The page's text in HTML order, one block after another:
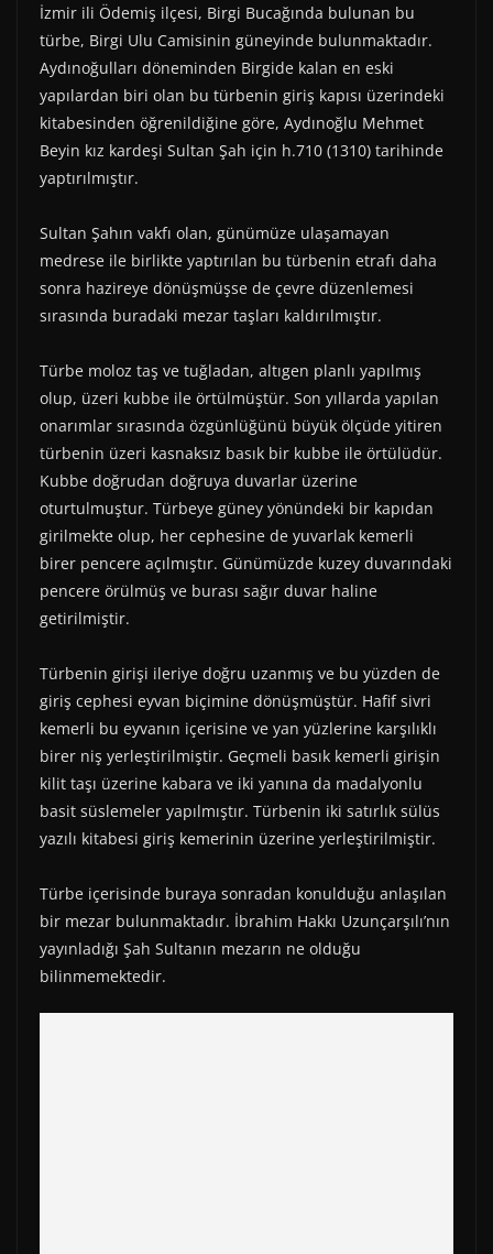
e
b
o
o
k
w
i
t
t
e
r
)
t
e
r
e
s
t
t
s
A
p
p
e
g
r
a
m
e
t
İzmir ili Ödemiş ilçesi, Birgi Bucağında bulunan bu
türbe, Birgi Ulu Camisinin güneyinde bulunmaktadır.
Aydınoğulları döneminden Birgide kalan en eski
yapılardan biri olan bu türbenin giriş kapısı üzerindeki
kitabesinden öğrenildiğine göre, Aydınoğlu Mehmet
Beyin kız kardeşi Sultan Şah için h.710 (1310) tarihinde
yaptırılmıştır.
Sultan Şahın vakfı olan, günümüze ulaşamayan
medrese ile birlikte yaptırılan bu türbenin etrafı daha
sonra hazireye dönüşmüşse de çevre düzenlemesi
sırasında buradaki mezar taşları kaldırılmıştır.
Türbe moloz taş ve tuğladan, altıgen planlı yapılmış
olup, üzeri kubbe ile örtülmüştür. Son yıllarda yapılan
onarımlar sırasında özgünlüğünü büyük ölçüde yitiren
türbenin üzeri kasnaksız basık bir kubbe ile örtülüdür.
Kubbe doğrudan doğruya duvarlar üzerine
oturtulmuştur. Türbeye güney yönündeki bir kapıdan
girilmekte olup, her cephesine de yuvarlak kemerli
birer pencere açılmıştır. Günümüzde kuzey duvarındaki
pencere örülmüş ve burası sağır duvar haline
getirilmiştir.
Türbenin girişi ileriye doğru uzanmış ve bu yüzden de
giriş cephesi eyvan biçimine dönüşmüştür. Hafif sivri
kemerli bu eyvanın içerisine ve yan yüzlerine karşılıklı
birer niş yerleştirilmiştir. Geçmeli basık kemerli girişin
kilit taşı üzerine kabara ve iki yanına da madalyonlu
basit süslemeler yapılmıştır. Türbenin iki satırlık sülüs
yazılı kitabesi giriş kemerinin üzerine yerleştirilmiştir.
Türbe içerisinde buraya sonradan konulduğu anlaşılan
bir mezar bulunmaktadır. İbrahim Hakkı Uzunçarşılı’nın
yayınladığı Şah Sultanın mezarın ne olduğu
bilinmemektedir.